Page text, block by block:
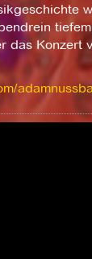
das Konzert